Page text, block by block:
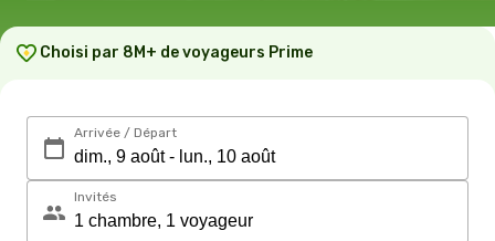
Choisi par 8M+ de voyageurs Prime
Arrivée / Départ
Invités